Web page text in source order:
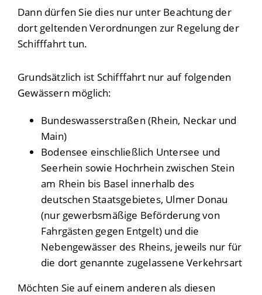
Dann dürfen Sie dies nur unter Beachtung der
dort geltenden Verordnungen zur Regelung der
Schifffahrt tun.
Grundsätzlich ist Schifffahrt nur auf folgenden
Gewässern möglich:
Bundeswasserstraßen (Rhein, Neckar und
Main)
Bodensee einschließlich Untersee und
Seerhein sowie Hochrhein zwischen Stein
am Rhein bis Basel innerhalb des
deutschen Staatsgebietes, Ulmer Donau
(nur gewerbsmäßige Beförderung von
Fahrgästen gegen Entgelt) und die
Nebengewässer des Rheins, jeweils nur für
die dort genannte zugelassene Verkehrsart
Möchten Sie auf einem anderen als diesen